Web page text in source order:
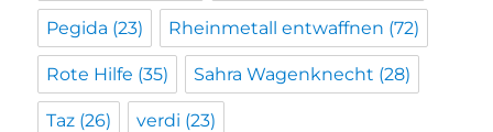
Pegida (23) Rheinmetall entwaffnen (72)
Rote Hilfe (35) Sahra Wagenknecht (28)
Taz (26) verdi (23)